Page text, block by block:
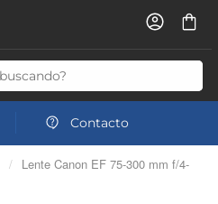
Contacto
/ Lente Canon EF 75-300 mm f/4-